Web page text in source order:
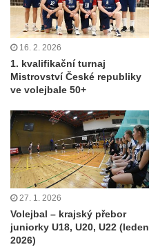
16. 2. 2026
1. kvalifikační turnaj
Mistrovství České republiky
ve volejbale 50+
27. 1. 2026
Volejbal – krajský přebor
juniorky U18, U20, U22 (leden
2026)